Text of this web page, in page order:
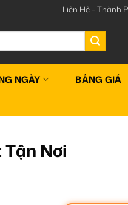
Liên Hệ – Thành
NGÀY BẢNG GIÁ
Nơi